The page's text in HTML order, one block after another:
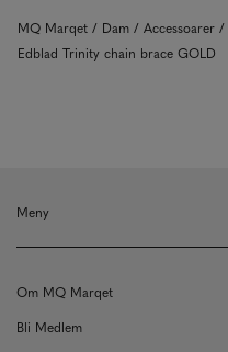
MQ Marqet Dam Accessoarer
Edblad Trinity chain brace GOLD
Meny
Om MQ Marqet
Bli Medlem